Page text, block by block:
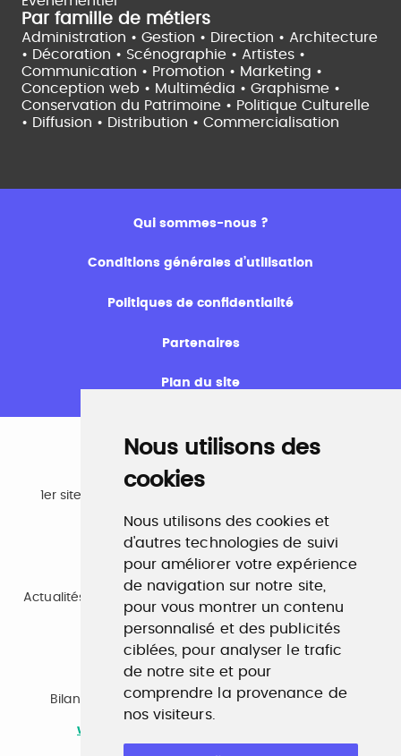
Nous utilisons des
cookies
Nous utilisons des cookies et
d'autres technologies de suivi
pour améliorer votre expérience
de navigation sur notre site,
pour vous montrer un contenu
personnalisé et des publicités
ciblées, pour analyser le trafic
de notre site et pour
comprendre la provenance de
nos visiteurs.
Par famille de métiers
Administration • Gestion • Direction • Architecture
• Décoration • Scénographie • Artistes •
Communication • Promotion • Marketing •
Conception web • Multimédia • Graphisme •
Conservation du Patrimoine • Politique Culturelle
• Diffusion • Distribution • Commercialisation
Qui sommes-nous ?
Conditions générales d’utilisation
Politiques de confidentialité
Partenaires
Plan du site
Emploi
1er site emploi du secteur culturel 784.000 visites et
www.profilculture.com
Formation
Actualités, guide et annuaire des formations aux métiers
de la culture.
www.profilculture-formation.com
Accompagnement professionnel
Bilan de compétences, coaching, techniques de
recherche d'emploi, entretien conseil.
www.profilculture-competences.com